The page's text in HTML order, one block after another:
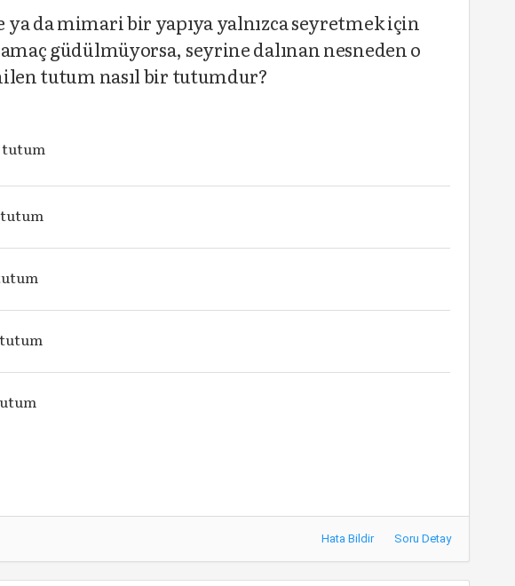
ya da mimari bir yapıya yalnızca seyretmek için
güdülmüyorsa, seyrine dalınan nesneden o
tutum nasıl bir tutumdur?
Hata Bildir Soru Detay